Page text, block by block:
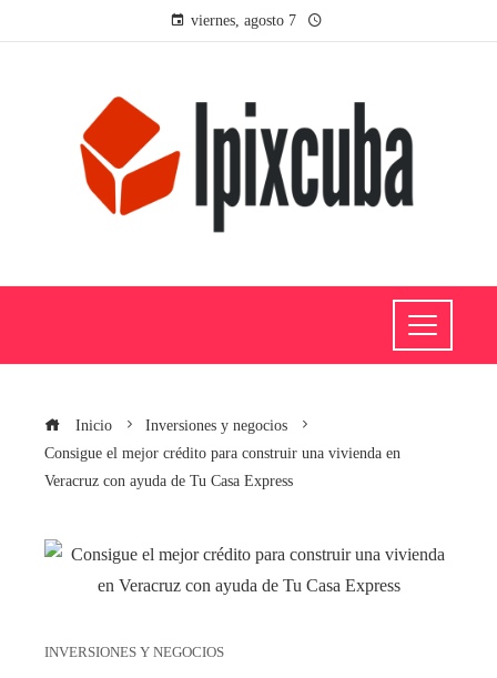
viernes, agosto 7
Inicio
Inversiones y negocios
Consigue el mejor crédito para construir una vivienda en
Veracruz con ayuda de Tu Casa Express
INVERSIONES Y NEGOCIOS